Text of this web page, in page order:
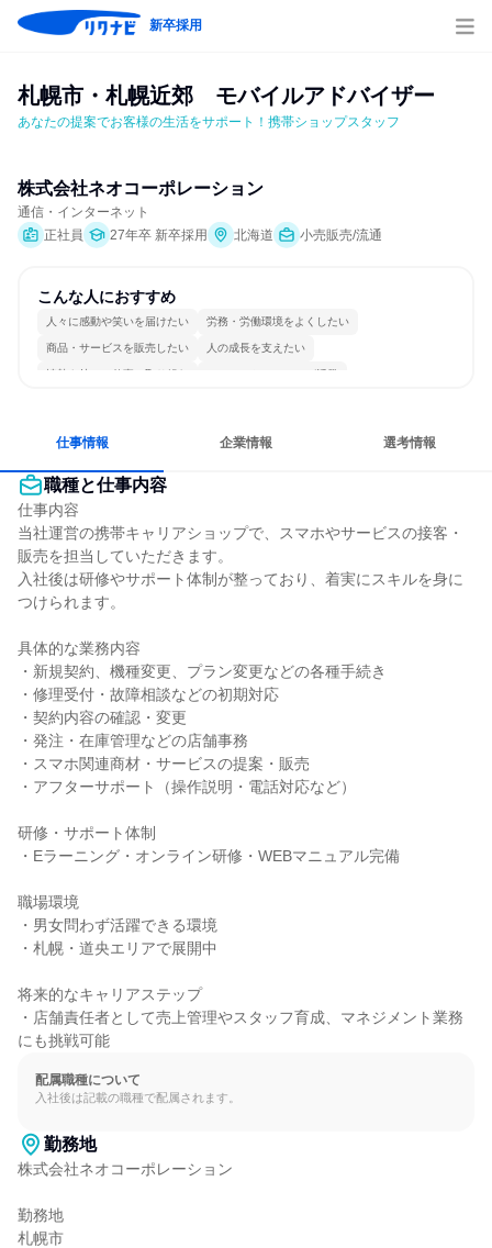
新卒採用
札幌市・札幌近郊　モバイルアドバイザー
あなたの提案でお客様の生活をサポート！携帯ショップスタッフ
株式会社ネオコーポレーション
通信・インターネット
正社員
27年卒 新卒採用 北海道 小売販売/流通
こんな人におすすめ
人々に感動や笑いを届けたい 労務・労働環境をよくしたい
商品・サービスを販売したい 人の成長を支えたい
情熱を持って仕事に取り組む コミュニケーションが活発
仕事情報 企業情報 選考情報
職種と仕事内容
仕事内容
当社運営の携帯キャリアショップで、スマホやサービスの接客・
販売を担当していただきます。
入社後は研修やサポート体制が整っており、着実にスキルを身に
つけられます。
具体的な業務内容
・新規契約、機種変更、プラン変更などの各種手続き
・修理受付・故障相談などの初期対応
・契約内容の確認・変更
・発注・在庫管理などの店舗事務
・スマホ関連商材・サービスの提案・販売
・アフターサポート（操作説明・電話対応など）
研修・サポート体制
・Eラーニング・オンライン研修・WEBマニュアル完備
職場環境
・男女問わず活躍できる環境
・札幌・道央エリアで展開中
将来的なキャリアステップ
・店舗責任者として売上管理やスタッフ育成、マネジメント業務
にも挑戦可能
配属職種について
入社後は記載の職種で配属されます。
勤務地
株式会社ネオコーポレーション
勤務地
札幌市